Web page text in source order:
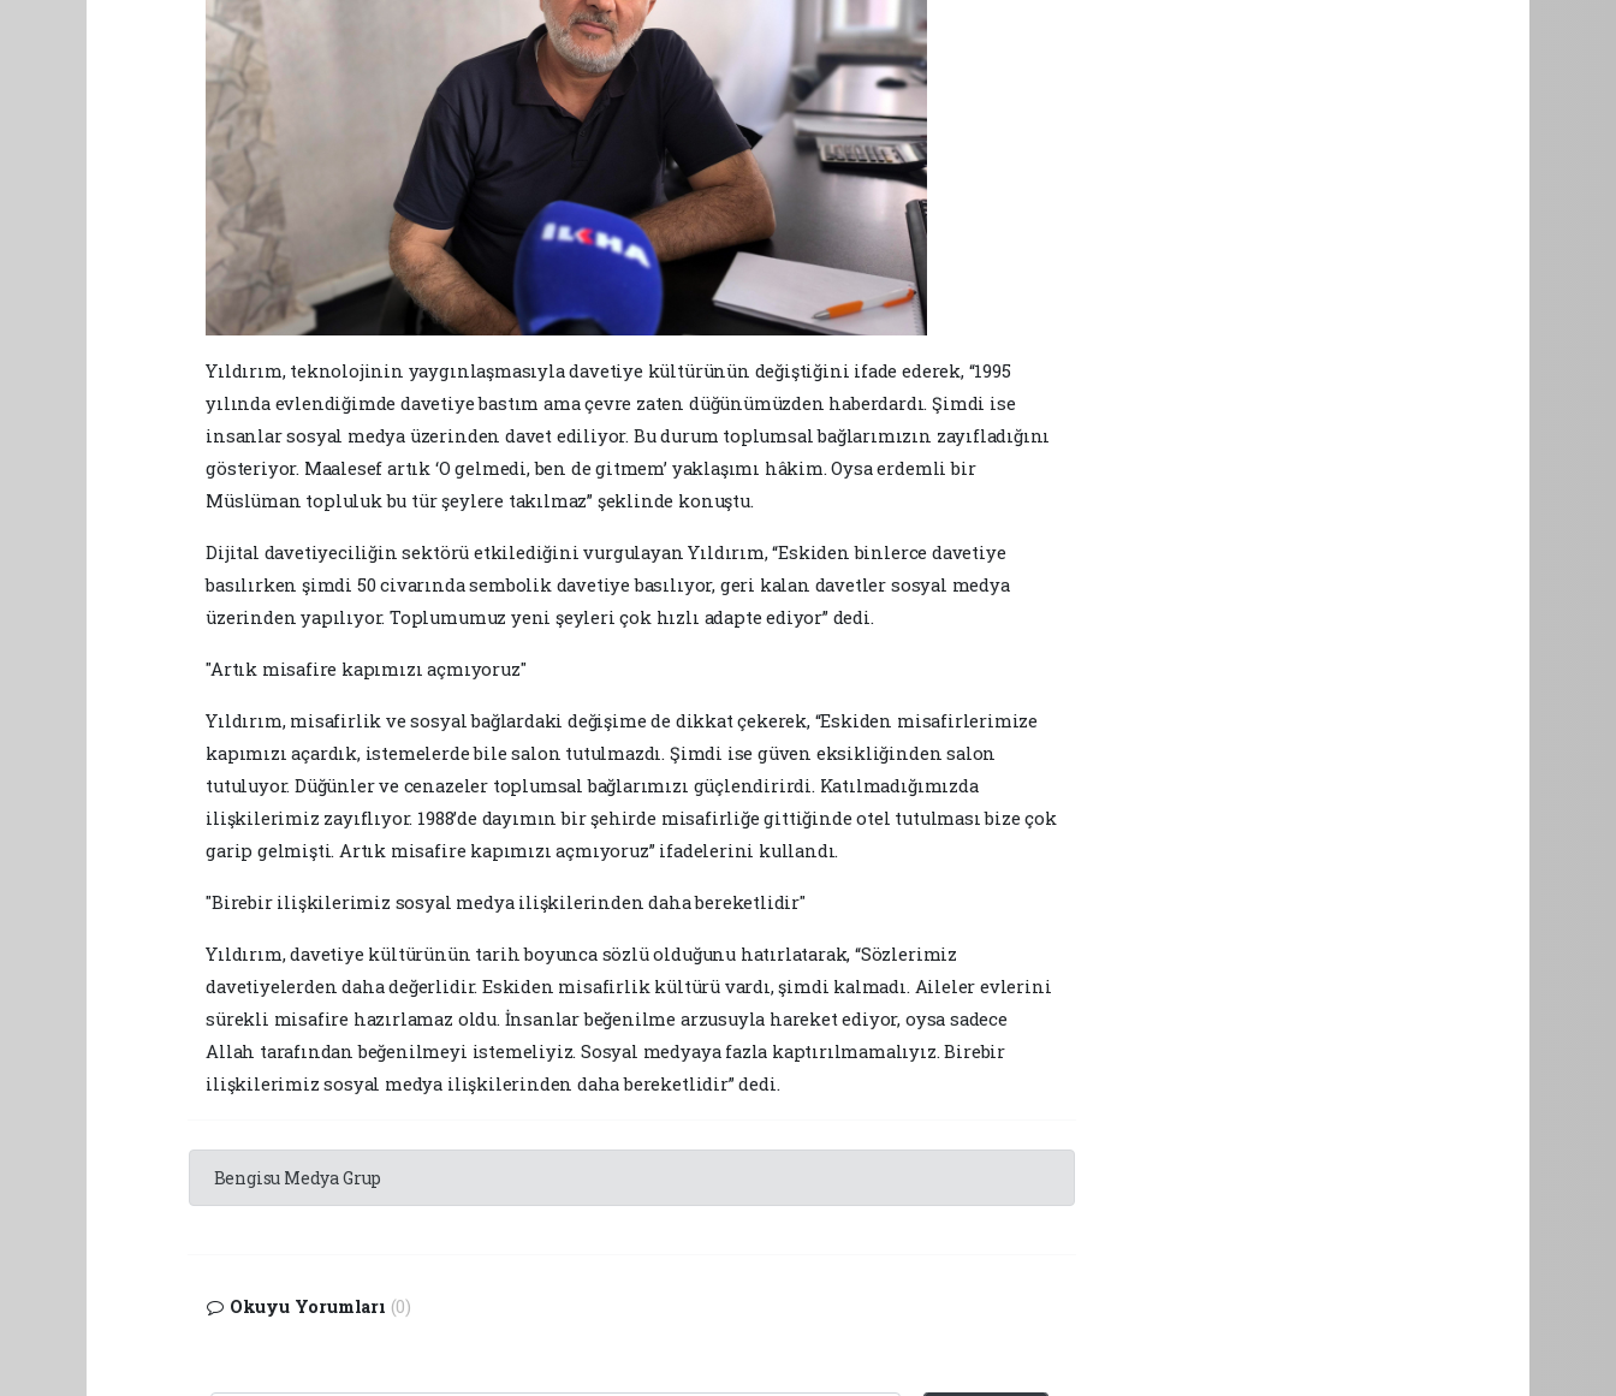
Yıldırım, teknolojinin yaygınlaşmasıyla davetiye kültürünün değiştiğini ifade ederek, “1995
yılında evlendiğimde davetiye bastım ama çevre zaten düğünümüzden haberdardı. Şimdi ise
insanlar sosyal medya üzerinden davet ediliyor. Bu durum toplumsal bağlarımızın zayıfladığını
gösteriyor. Maalesef artık ‘O gelmedi, ben de gitmem’ yaklaşımı hâkim. Oysa erdemli bir
Müslüman topluluk bu tür şeylere takılmaz” şeklinde konuştu.
Dijital davetiyeciliğin sektörü etkilediğini vurgulayan Yıldırım, “Eskiden binlerce davetiye
basılırken şimdi 50 civarında sembolik davetiye basılıyor, geri kalan davetler sosyal medya
üzerinden yapılıyor. Toplumumuz yeni şeyleri çok hızlı adapte ediyor” dedi.
"Artık misafire kapımızı açmıyoruz"
Yıldırım, misafirlik ve sosyal bağlardaki değişime de dikkat çekerek, “Eskiden misafirlerimize
kapımızı açardık, istemelerde bile salon tutulmazdı. Şimdi ise güven eksikliğinden salon
tutuluyor. Düğünler ve cenazeler toplumsal bağlarımızı güçlendirirdi. Katılmadığımızda
ilişkilerimiz zayıflıyor. 1988’de dayımın bir şehirde misafirliğe gittiğinde otel tutulması bize çok
garip gelmişti. Artık misafire kapımızı açmıyoruz” ifadelerini kullandı.
"Birebir ilişkilerimiz sosyal medya ilişkilerinden daha bereketlidir"
Yıldırım, davetiye kültürünün tarih boyunca sözlü olduğunu hatırlatarak, “Sözlerimiz
davetiyelerden daha değerlidir. Eskiden misafirlik kültürü vardı, şimdi kalmadı. Aileler evlerini
sürekli misafire hazırlamaz oldu. İnsanlar beğenilme arzusuyla hareket ediyor, oysa sadece
Allah tarafından beğenilmeyi istemeliyiz. Sosyal medyaya fazla kaptırılmamalıyız. Birebir
ilişkilerimiz sosyal medya ilişkilerinden daha bereketlidir” dedi.
Bengisu Medya Grup
Okuyu Yorumları (0)